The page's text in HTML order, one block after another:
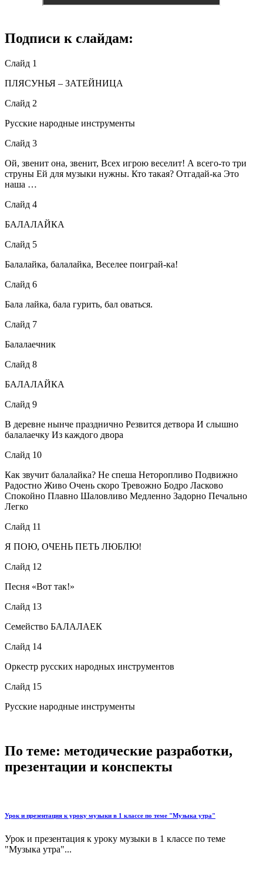
Подписи к слайдам:
Слайд 1
ПЛЯСУНЬЯ – ЗАТЕЙНИЦА
Слайд 2
Русские народные инструменты
Слайд 3
Ой, звенит она, звенит, Всех игрою веселит! А всего-то три
струны Ей для музыки нужны. Кто такая? Отгадай-ка Это
наша …
Слайд 4
БАЛАЛАЙКА
Слайд 5
Балалайка, балалайка, Веселее поиграй-ка!
Слайд 6
Бала лайка, бала гурить, бал оваться.
Слайд 7
Балалаечник
Слайд 8
БАЛАЛАЙКА
Слайд 9
В деревне нынче празднично Резвится детвора И слышно
балалаечку Из каждого двора
Слайд 10
Как звучит балалайка? Не спеша Неторопливо Подвижно
Радостно Живо Очень скоро Тревожно Бодро Ласково
Спокойно Плавно Шаловливо Медленно Задорно Печально
Легко
Слайд 11
Я ПОЮ, ОЧЕНЬ ПЕТЬ ЛЮБЛЮ!
Слайд 12
Песня «Вот так!»
Слайд 13
Семейство БАЛАЛАЕК
Слайд 14
Оркестр русских народных инструментов
Слайд 15
Русские народные инструменты
По теме: методические разработки,
презентации и конспекты
Урок и презентация к уроку музыки в 1 классе по теме "Музыка утра"
Урок и презентация к уроку музыки в 1 классе по теме
"Музыка утра"...